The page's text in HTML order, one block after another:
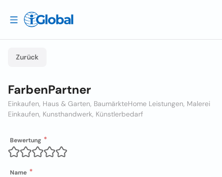
Zurück
FarbenPartner
Einkaufen, Haus & Garten, BaumärkteHome Leistungen, Malerei
Einkaufen, Kunsthandwerk, Künstlerbedarf
Bewertung
Name